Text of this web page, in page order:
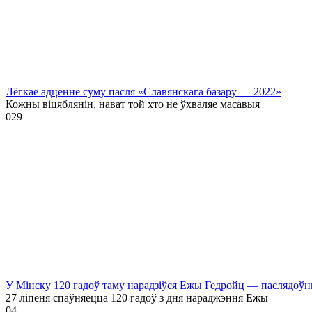
Лёгкае адценне суму пасля «Славянскага базару — 2022»
Кожны віцяблянін, нават той хто не ўхваляе масавыя
029
У Мінску 120 гадоў таму нарадзіўся Ежы Гедройц —
27 ліпеня спаўняецца 120 гадоў з дня нараджэння Ежы